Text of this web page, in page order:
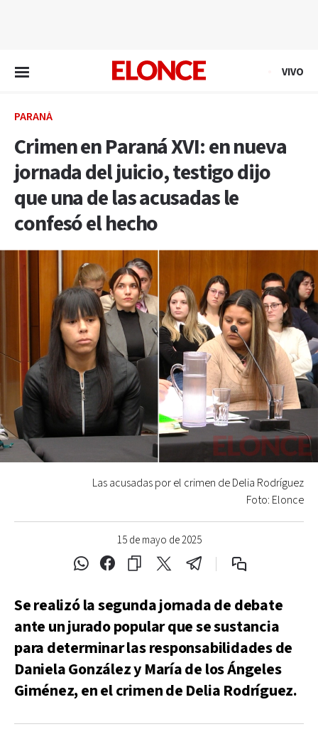
VIVO
PARANÁ
Crimen en Paraná XVI: en nueva
jornada del juicio, testigo dijo
que una de las acusadas le
confesó el hecho
15 de mayo de 2025
Las acusadas por el crimen de Delia Rodríguez
Foto: Elonce
Se realizó la segunda jornada de debate
ante un jurado popular que se sustancia
para determinar las responsabilidades de
Daniela González y María de los Ángeles
Giménez, en el crimen de Delia Rodríguez.